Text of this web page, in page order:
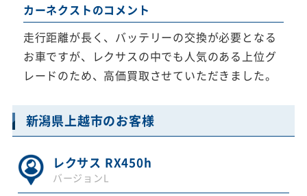
カーネクストのコメント
走行距離が長く、バッテリーの交換が必要となる
お車ですが、レクサスの中でも人気のある上位グ
レードのため、高価買取させていただきました。
新潟県上越市のお客様
レクサス RX450h
バージョンL